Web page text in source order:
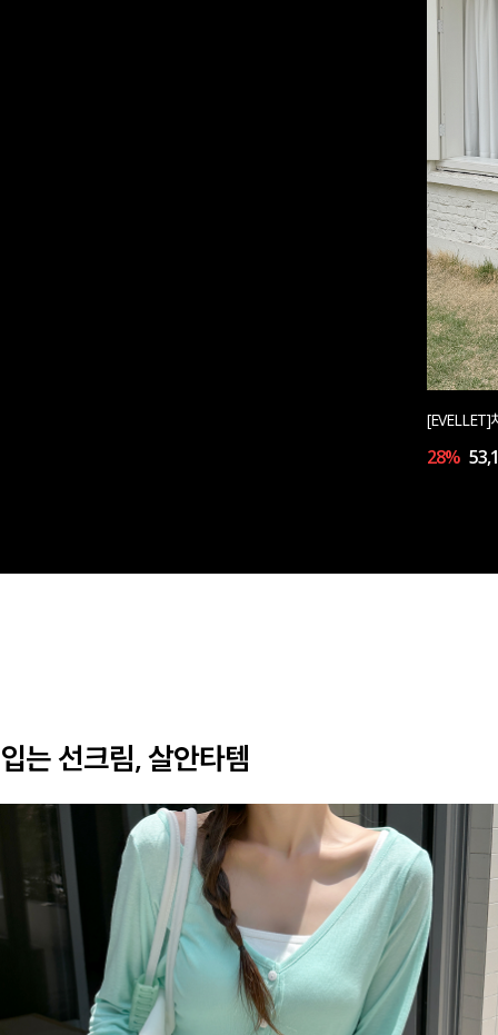
[EVELLET]
28%
입는 선크림, 살안타템